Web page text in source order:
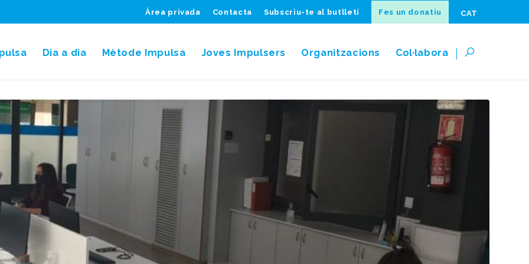
Àrea privada Contacta Subscriu-te al butlletí Fes un donatiu CAT
Dia a dia Mètode Impulsa Joves Impulsers Organitzacions Col·labora